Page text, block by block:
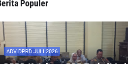
Populer
ADV DPRD JULI 2026